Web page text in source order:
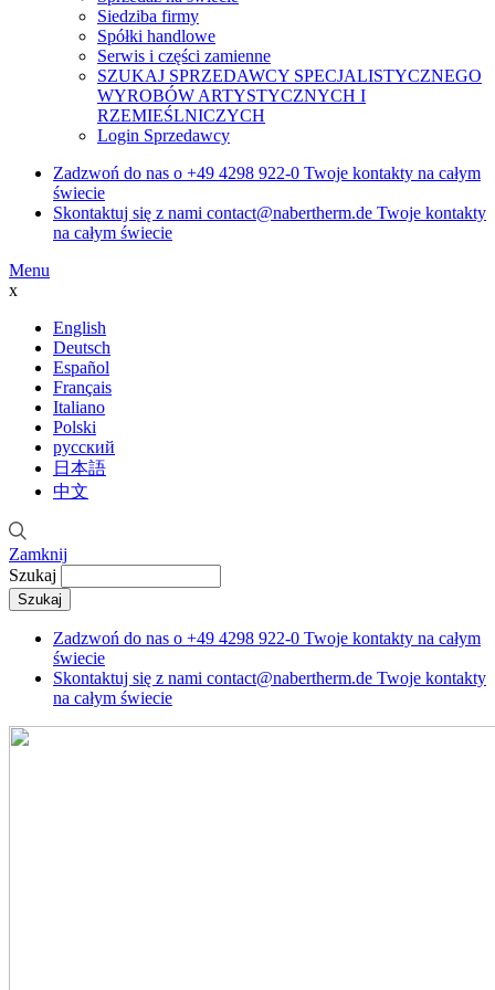
Siedziba firmy
Spółki handlowe
Serwis i części zamienne
SZUKAJ SPRZEDAWCY SPECJALISTYCZNEGO
WYROBÓW ARTYSTYCZNYCH I
RZEMIEŚLNICZYCH
Login Sprzedawcy
Zadzwoń do nas o +49 4298 922-0 Twoje kontakty na całym
świecie
Skontaktuj się z nami contact@nabertherm.de Twoje kontakty
na całym świecie
Menu
x
English
Deutsch
Español
Français
Italiano
Polski
русский
日本語
中文
Zamknij
Szukaj
Zadzwoń do nas o +49 4298 922-0 Twoje kontakty na całym
świecie
Skontaktuj się z nami contact@nabertherm.de Twoje kontakty
na całym świecie